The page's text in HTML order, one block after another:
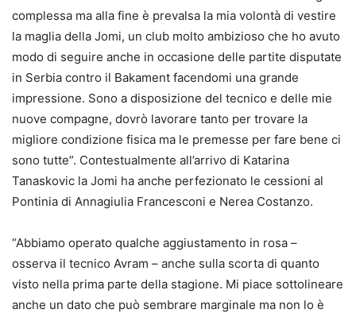
complessa ma alla fine è prevalsa la mia volontà di vestire
la maglia della Jomi, un club molto ambizioso che ho avuto
modo di seguire anche in occasione delle partite disputate
in Serbia contro il Bakament facendomi una grande
impressione. Sono a disposizione del tecnico e delle mie
nuove compagne, dovrò lavorare tanto per trovare la
migliore condizione fisica ma le premesse per fare bene ci
sono tutte”. Contestualmente all’arrivo di Katarina
Tanaskovic la Jomi ha anche perfezionato le cessioni al
Pontinia di Annagiulia Francesconi e Nerea Costanzo.
“Abbiamo operato qualche aggiustamento in rosa –
osserva il tecnico Avram – anche sulla scorta di quanto
visto nella prima parte della stagione. Mi piace sottolineare
anche un dato che può sembrare marginale ma non lo è